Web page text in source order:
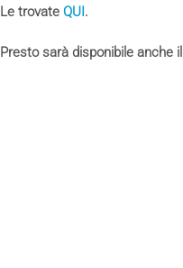
Le trovate QUI.
Presto sarà disponibile anche